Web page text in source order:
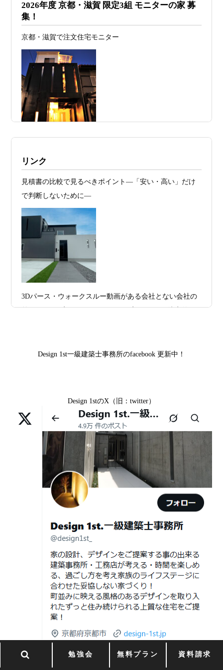
勉強会 無料プラン 資料請求
日
ァーススト一級建築士事務所が考える“設
2026年07月24
旗竿地・狭小地は「土地代が安い＝お
得」ではない ―道路が狭い京都・滋賀で
こそ知っておくべき“建築費が上がる理
由”―
2026年07月23
日
予算が限られていても“美しい家”はつく
れる 削るべき場所・残すべき場所をどう
日
RC風デザインを実現するための設計戦略
デザイン住宅
2026年07月11
日
京都・滋賀で注文住宅を建てるなら、建
プラン、相談・3D設計で理想の家づくり
日
由なのか
家”を特別価格で体験できる最後のチャン
る。 建築士の無料相談会実施中！
2026年07月01
古い間取りを現代の暮らしに合わせる設
計術
2026年06月29
京都・滋賀の“変形地”は誰に頼むべきか
（設計力の差が出るポイント）
2026年06月25
部分リフォームを繰り返すと高くつく理
由｜デザインファーストが現場で見てき
2026年06月21
知らないと数100万円損する？新築・リ
フォーム・リノベーションの本当の価格
差と後悔しない選び方！費用相場やメリ
ット・デメリット
2026年06月19
見積書の比較で見るべきポイント―「安
2026年06月18
日
建築費が高騰している今、「本当に家を
建てられるのだろうか」「予算内で理想
2026年度 京都・滋賀 限定3組 モニターの家 募
集！
京都・滋賀で注文住宅モニター
施工例・京都市北区・ハイクラスの家1UP
多数お問合せありがとうございました。2021～
2025年度 京都・滋賀の注文住宅モニター募
お問合せ有難う御座いました。京都市北区I様,京都市中京
区K様,京都市右京区S様,滋賀県大津市T様,京都市中京区A
様,京都市山科区E様,滋賀県大津市S様,滋賀県草津市D様,
京都市中京区M様,京都市北区M様,京都市上京区T様,京都
市中京区E様,滋賀県大津市T様,滋賀県大津市A様,京都市
山科区Y様,京都市中京区I様,京都市山科区D様,滋賀県草津
市S様,京都市北区A様,京都府宇治市I様,京都市中京区N様,
京区H様,京都府宇治市M様,京都市中京区I様,京都府宇治市
中京区T様,京都市北区H様,京都市上京区S様,京都市北区T
様,京都市左京区F様,滋賀県大津市K様,京都市右京区T様,
京都市南区S様,京都市北区O様
Withコロナ時代・どんな家を建てたらいいのか？
ガレージハウスを建てたい！
デザイナーズ住宅のリビング・ダイニング
注文住宅｜滋賀県の注文住宅｜名古屋市の注文住宅｜愛
知県の注文住宅｜東京都の注文住宅｜神奈川県の注文住
宅｜千葉県の注文住宅｜埼玉県の注文住宅
Design 1st.一級建築士事務所のsumika
京都市山科区の和風モダンな注文住宅 sumika
Instagram(インスタグラム)ＵＰ！
Design 1st.（デザインファースト） 一級建築士事務所の
Instagram(インスタグラム) design1st.kyoto
リンク
見積書の比較で見るべきポイント―「安い・高い」だけ
で判断しないために―
3Dパース・ウォークスルー動画がある会社とない会社の
リフォームとリノベーションの違い― 京都・滋賀で“後悔
しない住まいづくり”を実現するために ―
建築費が高騰している今、「本当に家を建てられるのだ
ろうか」「予算内で理想の家は実現できるのか」と不安
を抱える方が増えています。
新築か、リフォームか。建築費高騰時代に後悔しない家
Design 1st一級建築士事務所のfacebook 更新中！
Design 1stのX（旧：twitter）